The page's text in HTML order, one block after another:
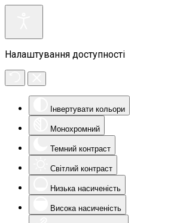
Налаштування доступності
Інвертувати кольори
Монохромний
Темний контраст
Світлий контраст
Низька насиченість
Висока насиченість